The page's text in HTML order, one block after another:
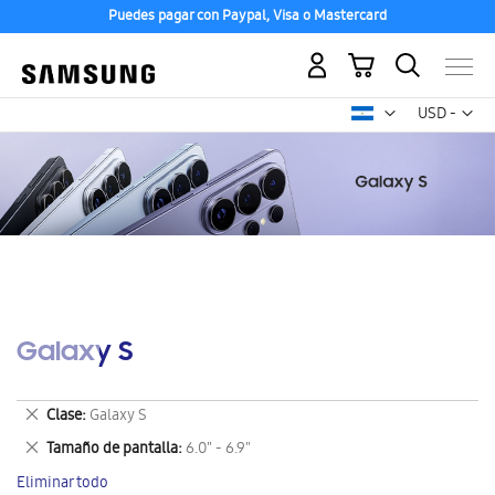
Puedes pagar con Paypal, Visa o Mastercard
USD -
dólar
Mi carrito
Galaxy S
Clase Galaxy S
Eliminar
este
artículo
Tamaño de pantalla 6.0" - 6.9"
Eliminar
este
Eliminar todo